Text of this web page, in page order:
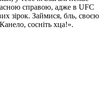
справою, адже в UFC
зірок. Займися, бль, своєю
сосніть хца!».